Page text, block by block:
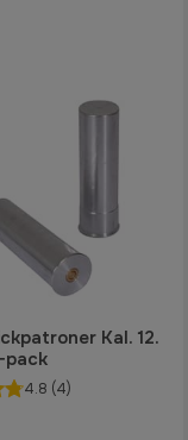
Kal. 12.
pack
4.8 (4)